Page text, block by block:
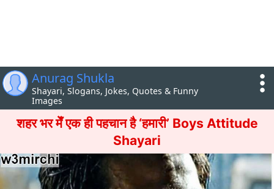
Anurag Shukla
Shayari, Slogans, Jokes, Quotes & Funny
Images
शहर भर मेँ एक ही पहचान है ‘हमारी’ Boys Attitude
Shayari